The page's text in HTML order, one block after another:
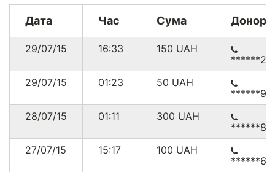
Дата Час Сума Донор
29/07/15 16:33 150 UAH
29/07/15
01:23 50 UAH
28/07/15
01:11 300 UAH
27/07/15
15:17 100 UAH